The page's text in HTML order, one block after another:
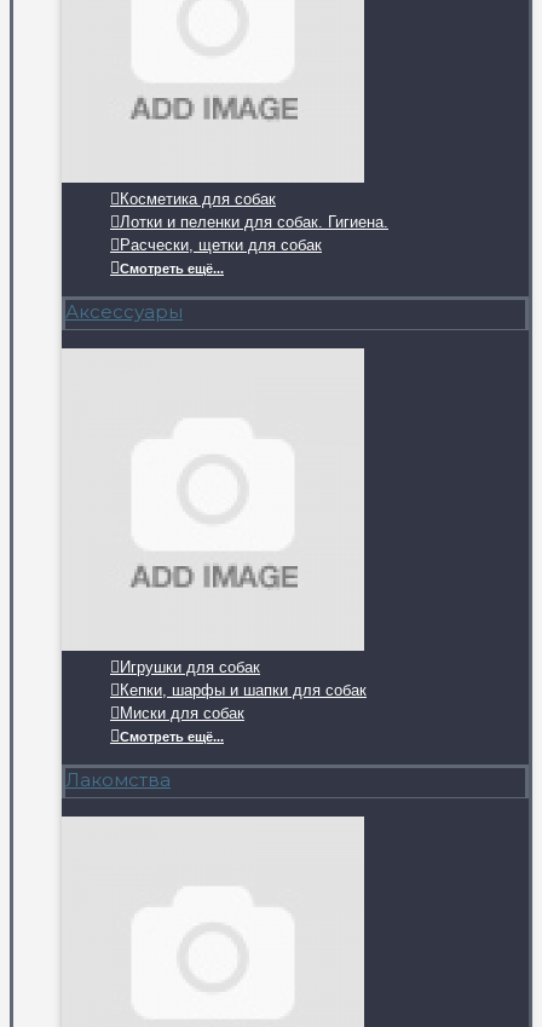
Косметика для собак
Лотки и пеленки для собак. Гигиена.
Расчески, щетки для собак
Смотреть ещё...
Аксессуары
Игрушки для собак
Кепки, шарфы и шапки для собак
Миски для собак
Смотреть ещё...
Лакомства